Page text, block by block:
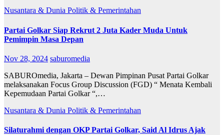
Nusantara & Dunia Politik & Pemerintahan
Partai Golkar Siap Rekrut 2 Juta Kader Muda Untuk
Pemimpin Masa Depan
Nov 28, 2024 saburomedia
SABUROmedia, Jakarta – Dewan Pimpinan Pusat Partai Golkar
melaksanakan Focus Group Discussion (FGD) “ Menata Kembali
Kepemudaan Partai Golkar “,…
Nusantara & Dunia Politik & Pemerintahan
Silaturahmi dengan OKP Partai Golkar, Said Al Idrus Ajak